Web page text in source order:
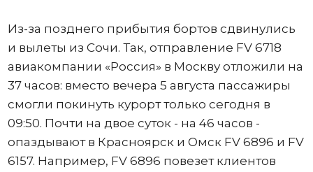
Из-за позднего прибытия бортов сдвинулись
и вылеты из Сочи. Так, отправление FV 6718
авиакомпании «Россия» в Москву отложили на
37 часов: вместо вечера 5 августа пассажиры
смогли покинуть курорт только сегодня в
09:50. Почти на двое суток - на 46 часов -
опаздывают в Красноярск и Омск FV 6896 и FV
6157. Например, FV 6896 повезет клиентов